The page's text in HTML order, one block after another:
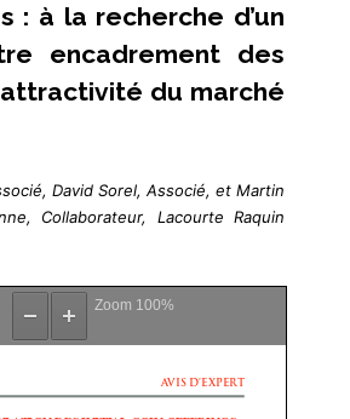
: à la recherche d’un
encadrement des
du marché
David Sorel, Associé, et Martin
Collaborateur, Lacourte Raquin
Zoom 100%